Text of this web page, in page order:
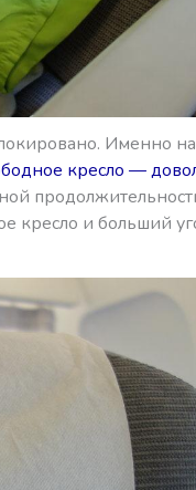
Именно
кресло —
кресло и больший